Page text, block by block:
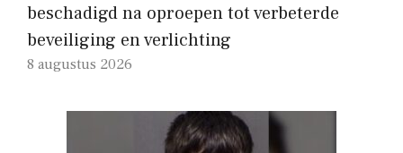
beschadigd na oproepen tot verbeterde
beveiliging en verlichting
8 augustus 2026